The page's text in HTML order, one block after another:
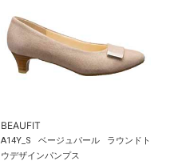
BEAUFIT
A14Y_S ベージュパール
ラウンドト
ウデザインパンプス